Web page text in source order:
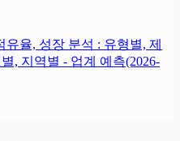
율, 성장 분석 : 유형별, 제
, 지역별 - 업계 예측(2026-